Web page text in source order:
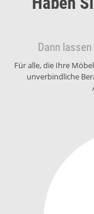
Dann
Für alle, die Ihre
unverbindliche